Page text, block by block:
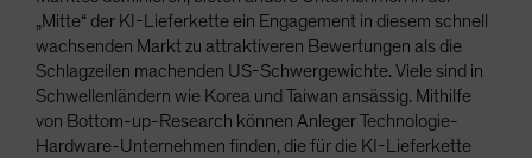
„Mitte“ der KI-Lieferkette ein Engagement in diesem schnell
wachsenden Markt zu attraktiveren Bewertungen als die
Schlagzeilen machenden US-Schwergewichte. Viele sind in
Schwellenländern wie Korea und Taiwan ansässig. Mithilfe
von Bottom-up-Research können Anleger Technologie-
Hardware-Unternehmen finden, die für die KI-Lieferkette